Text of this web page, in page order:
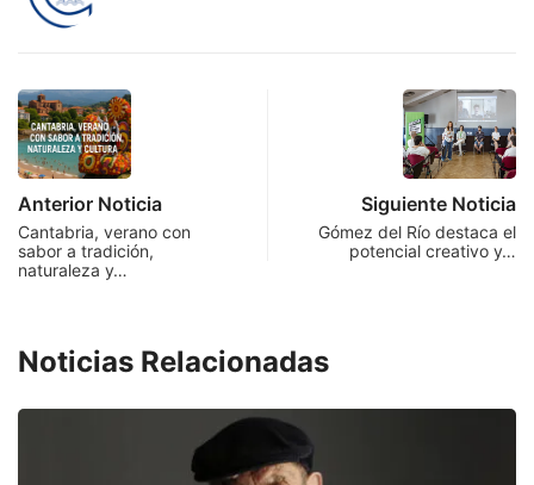
Anterior Noticia
Cantabria, verano con
sabor a tradición,
naturaleza y…
Siguiente Noticia
Gómez del Río destaca el
potencial creativo y…
Noticias Relacionadas